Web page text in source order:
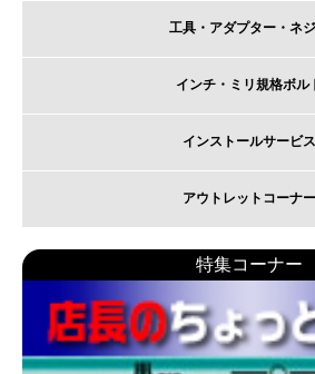
工具・アダプター・ネ
インチ・ミリ規格ボル
インストールサービス
アウトレットコーナー
特集コーナー